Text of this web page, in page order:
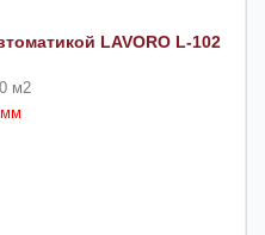
LAVORO L-102
м2